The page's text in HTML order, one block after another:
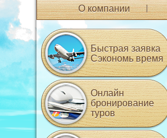
О компании
Быстрая заявка
Сэкономь время
Онлайн
бронирование
туров